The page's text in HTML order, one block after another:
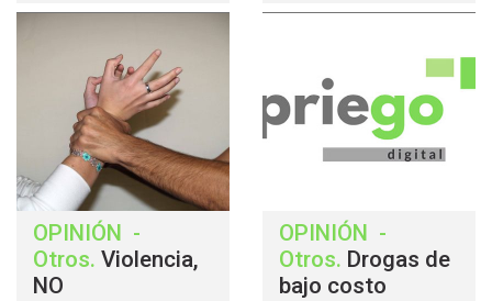
OPINIÓN
-
Otros. Violencia,
NO
OPINIÓN
-
Otros. Drogas de
bajo costo